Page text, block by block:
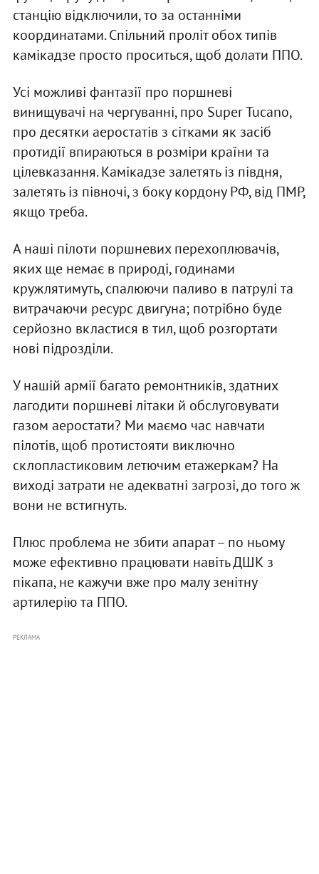
станцію відключили, то за останніми
координатами. Спільний проліт обох типів
камікадзе просто проситься, щоб долати ППО.
Усі можливі фантазії про поршневі
винищувачі на чергуванні, про Super Tucano,
про десятки аеростатів з сітками як засіб
протидії впираються в розміри країни та
цілевказання. Камікадзе залетять із півдня,
залетять із півночі, з боку кордону РФ, від ПМР,
якщо треба.
А наші пілоти поршневих перехоплювачів,
яких ще немає в природі, годинами
кружлятимуть, спалюючи паливо в патрулі та
витрачаючи ресурс двигуна; потрібно буде
серйозно вкластися в тил, щоб розгортати
нові підрозділи.
У нашій армії багато ремонтників, здатних
лагодити поршневі літаки й обслуговувати
газом аеростати? Ми маємо час навчати
пілотів, щоб протистояти виключно
склопластиковим летючим етажеркам? На
виході затрати не адекватні загрозі, до того ж
вони не встигнуть.
Плюс проблема не збити апарат – по ньому
може ефективно працювати навіть ДШК з
пікапа, не кажучи вже про малу зенітну
артилерію та ППО.
РЕКЛАМА